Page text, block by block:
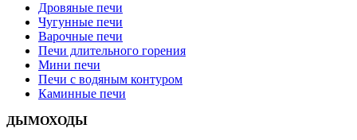
Дровяные печи
Чугунные печи
Варочные печи
Печи длительного горения
Мини печи
Печи с водяным контуром
Каминные печи
ДЫМОХОДЫ